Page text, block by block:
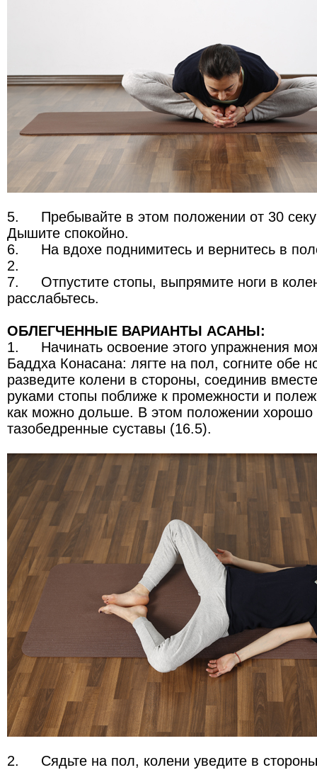
5.
Пребывайте в этом положении от 30
Дышите спокойно.
6.
На вдохе поднимитесь и вернитесь в
2.
7.
Отпустите стопы, выпрямите ноги в
расслабьтесь.
ОБЛЕГЧЕННЫЕ ВАРИАНТЫ АСАНЫ:
1.
Начинать освоение этого упражнения
Баддха Конасана: лягте на пол, согните обе
разведите колени в стороны, соединив
руками стопы поближе к промежности и
как можно дольше. В этом положении хорошо
тазобедренные суставы (16.5).
2.
Сядьте на пол, колени уведите в